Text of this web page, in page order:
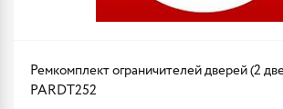
Ремкомплект ограничителей дверей (2
PARDT252